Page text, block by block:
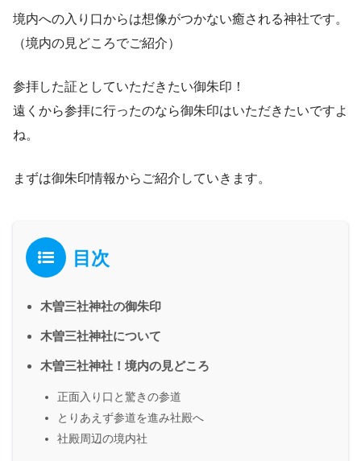
境内への入り口からは想像がつかない癒される神社です。
（境内の見どころでご紹介）
参拝した証としていただきたい御朱印！
遠くから参拝に行ったのなら御朱印はいただきたいですよ
ね。
まずは御朱印情報からご紹介していきます。
目次
木曽三社神社の御朱印
木曽三社神社について
木曽三社神社！境内の見どころ
正面入り口と驚きの参道
とりあえず参道を進み社殿へ
社殿周辺の境内社